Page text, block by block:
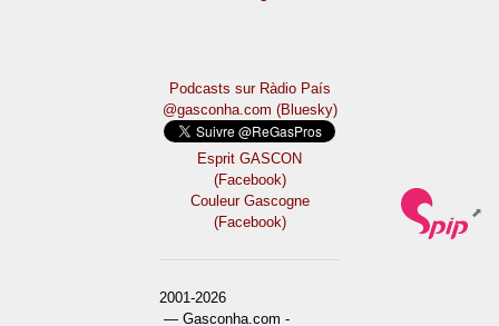
Podcasts sur Ràdio País
@gasconha.com (Bluesky)
Esprit GASCON
(Facebook)
Couleur Gascogne
(Facebook)
2001-2026
— Gasconha.com -